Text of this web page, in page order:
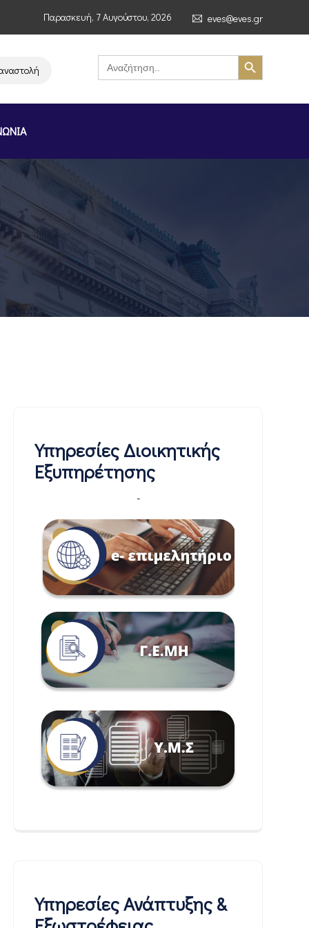
Παρασκευή, 7 Αυγούστου, 2026 eves@eves.gr
της αλυσίδας σούπερ μάρκετ MERE στην Ελλάδα –
Search
for:
Search Button
Υπηρεσίες Διοικητικής
Εξυπηρέτησης
-
Υπηρεσίες Ανάπτυξης &